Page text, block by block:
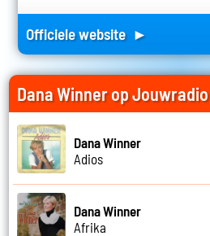
Officiele website ►
Dana Winner op Jouwradio
Dana Winner
Adios
Dana Winner
Afrika